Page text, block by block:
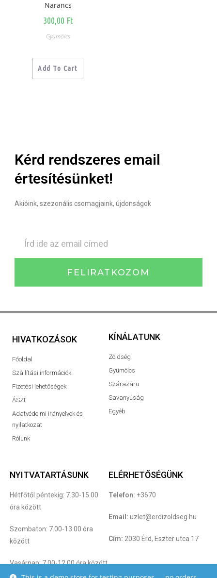
Narancs
300,00 Ft
Gyümölcs
Add To Cart
Kérd rendszeres email
értesítésünket!
Akióink, szezonális csomagjaink, újdonságok
FELIRATKOZOM
HIVATKOZÁSOK
Főoldal
Szállítási információk
Fizetési lehetőségek
ÁSZF
Adatvédelmi irányelvek és
nyilatkozat
Rólunk
KÍNÁLATUNK
Zöldség
Gyümölcs
Szárazáru
Savanyúság
Egyéb
NYITVATARTÁSUNK
Hétfőtől péntekig: 7.30-15.00
óra között
Szombaton: 7.00-13.00 óra
között
Vasárnap: 7.00-12.00 óra között
ELÉRHETŐSÉGÜNK
Telefon: +3670
Email: uzlet@erdizoldseg.hu
Cím: 2030 Érd, Eszter utca 17